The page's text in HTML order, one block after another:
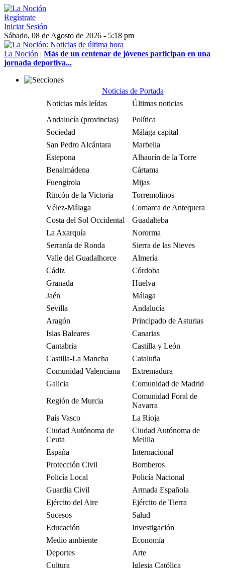
Regístrate
Iniciar Sesión
Sábado, 08 de Agosto de 2026 - 5:18 pm
La Noción | Más de un centenar de jóvenes participan en una
jornada deportiva...
Noticias de Portada
Noticias más leídas
Últimas noticias
Andalucía (provincias)
Política
Sociedad
Málaga capital
San Pedro Alcántara
Marbella
Estepona
Alhaurín de la Torre
Benalmádena
Cártama
Fuengirola
Mijas
Rincón de la Victoria
Torremolinos
Vélez-Málaga
Comarca de Antequera
Costa del Sol Occidental
Guadalteba
La Axarquía
Nororma
Serranía de Ronda
Sierra de las Nieves
Valle del Guadalhorce
Almería
Cádiz
Córdoba
Granada
Huelva
Jaén
Málaga
Sevilla
Andalucía
Aragón
Principado de Asturias
Islas Baleares
Canarias
Cantabria
Castilla y León
Castilla-La Mancha
Cataluña
Comunidad Valenciana
Extremadura
Galicia
Comunidad de Madrid
Región de Murcia
Comunidad Foral de
Navarra
País Vasco
La Rioja
Ciudad Autónoma de
Ceuta
Ciudad Autónoma de
Melilla
España
Internacional
Protección Civil
Bomberos
Policía Local
Policía Nacional
Guardia Civil
Armada Española
Ejército del Aire
Ejército de Tierra
Sucesos
Salud
Educación
Investigación
Medio ambiente
Economía
Deportes
Arte
Cultura
Iglesia Católica